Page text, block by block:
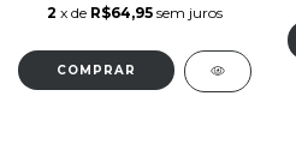
2 x de R$64,95 sem juros